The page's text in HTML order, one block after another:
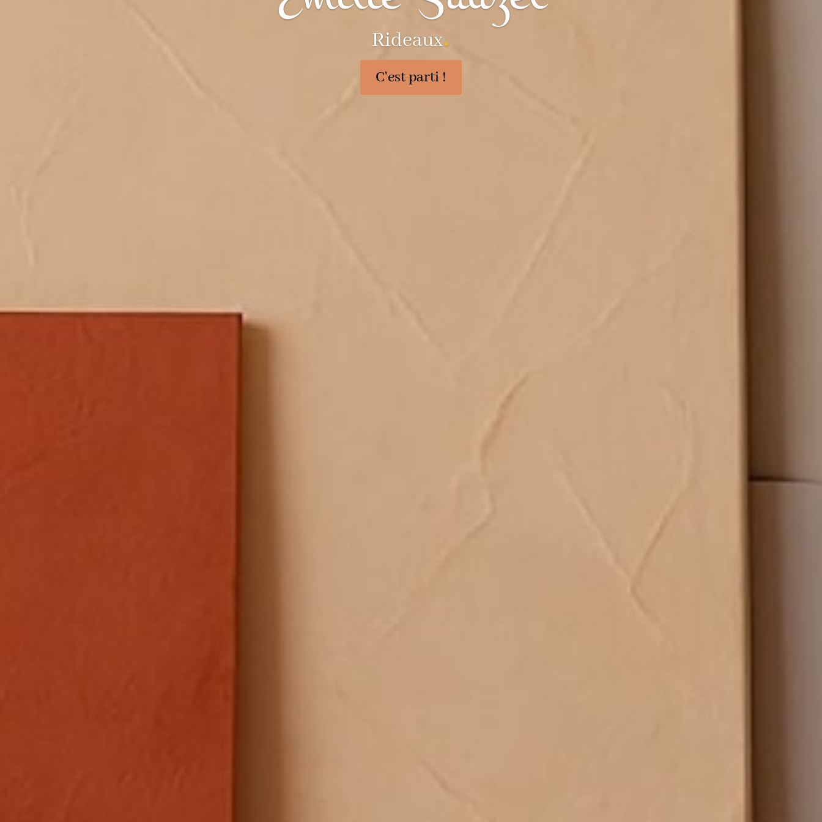
Rideaux.
C'est parti !
Mobilier personnalisable
C'est parti !